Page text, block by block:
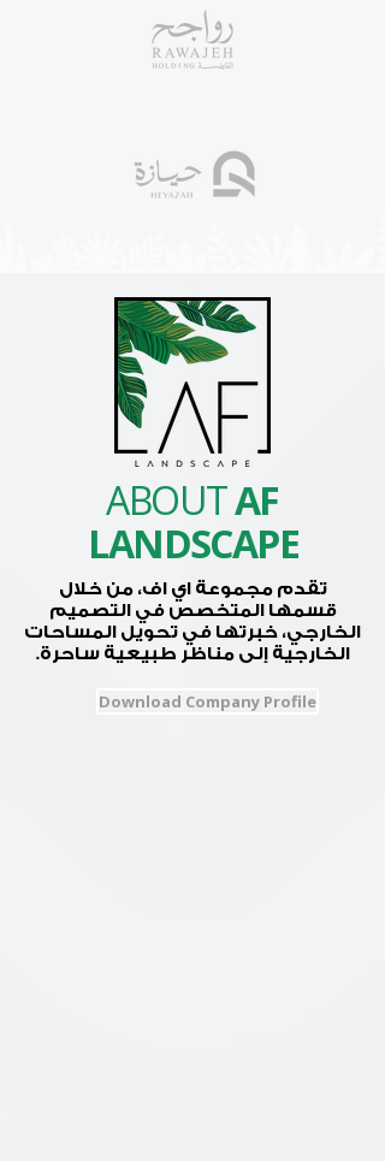
ABOUTAF
LANDSCAPE
تقدم مجموعة اي اف، من خلال
قسمها المتخصص في التصميم
الخارجي، خبرتها في تحويل المساحات
الخارجية إلى مناظر طبيعية ساحرة.
Download Company Profile